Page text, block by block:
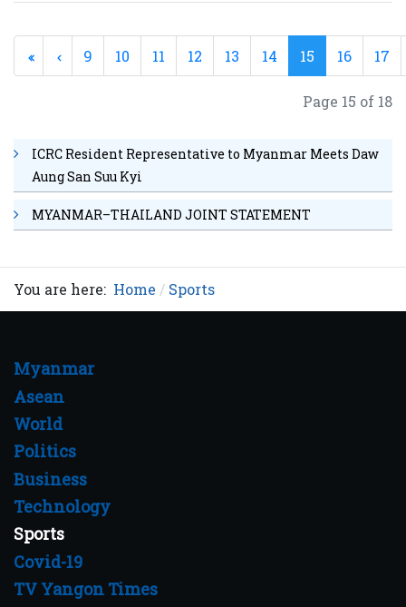
9 10 11 12 13 14 15 16 17
Page 15 of 18
ICRC Resident Representative to Myanmar Meets Daw
Aung San Suu Kyi
MYANMAR–THAILAND JOINT STATEMENT
You are here: Home Sports
Myanmar
Asean
World
Politics
Business
Technology
Sports
Covid-19
TV Yangon Times